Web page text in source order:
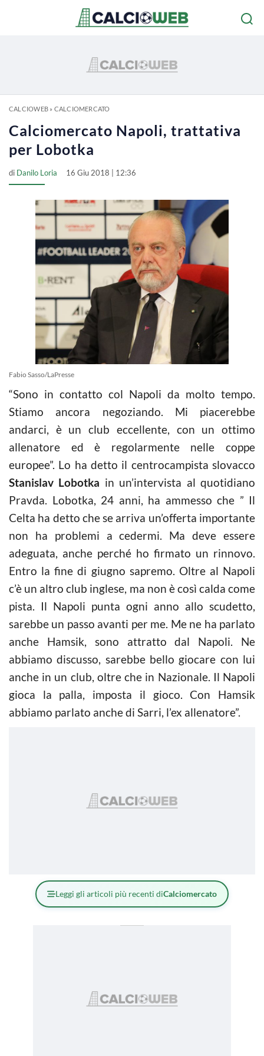
CALCIOWEB» CALCIOMERCATO
Calciomercato Napoli, trattativa
per Lobotka
di Danilo Loria 16 Giu 2018 | 12:36
Fabio Sasso/LaPresse
“Sono in contatto col Napoli da molto tempo.
Stiamo ancora negoziando. Mi piacerebbe
andarci, è un club eccellente, con un ottimo
allenatore ed è regolarmente nelle coppe
europee”. Lo ha detto il centrocampista slovacco
Stanislav Lobotka in un’intervista al quotidiano
Pravda. Lobotka, 24 anni, ha ammesso che ” Il
Celta ha detto che se arriva un’offerta importante
non ha problemi a cedermi. Ma deve essere
adeguata, anche perché ho firmato un rinnovo.
Entro la fine di giugno sapremo. Oltre al Napoli
c’è un altro club inglese, ma non è così calda come
pista. Il Napoli punta ogni anno allo scudetto,
sarebbe un passo avanti per me. Me ne ha parlato
anche Hamsik, sono attratto dal Napoli. Ne
abbiamo discusso, sarebbe bello giocare con lui
anche in un club, oltre che in Nazionale. Il Napoli
gioca la palla, imposta il gioco. Con Hamsik
abbiamo parlato anche di Sarri, l’ex allenatore”.
Leggi gli articoli più recenti diCalciomercato